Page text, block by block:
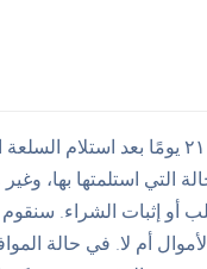
لدينا سياسة إرجاع لمدة ۲۱ يومًا، مما يعني
استلمتها بها، وغير
أو إثبات الشراء. سنقوم
أم لا. في حالة